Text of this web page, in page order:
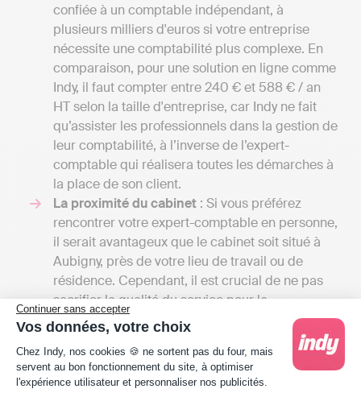
Continuer sans accepter
Vos données, votre choix
Plateforme de Gestion du Consentement :
Chez Indy, nos cookies 🍪 ne sortent pas du four, mais
servent au bon fonctionnement du site, à optimiser
l'expérience utilisateur et personnaliser nos publicités.
confiée à un comptable indépendant, à
plusieurs milliers d'euros si votre entreprise
nécessite une comptabilité plus complexe. En
comparaison, pour une solution en ligne comme
Indy, il faut compter entre 240 € et 588 € / an
HT selon la taille d'entreprise, car Indy ne fait
qu’assister les professionnels dans la gestion de
leur comptabilité, à l’inverse de l’expert-
comptable qui réalisera toutes les démarches à
la place de son client.
La proximité du cabinet : Si vous préférez
rencontrer votre expert-comptable en personne,
il serait avantageux que le cabinet soit situé à
Aubigny, près de votre lieu de travail ou de
résidence. Cependant, il est crucial de ne pas
sacrifier la qualité du service pour la
commodité. Parfois, il peut être préférable de
demander un devis à un cabinet situé dans le
département de la Vendée si ceux de Aubigny et
des alentours ne répondent pas à vos attentes,